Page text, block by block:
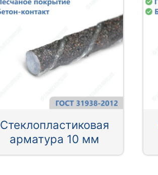
Стеклопластиковая
арматура 10 мм